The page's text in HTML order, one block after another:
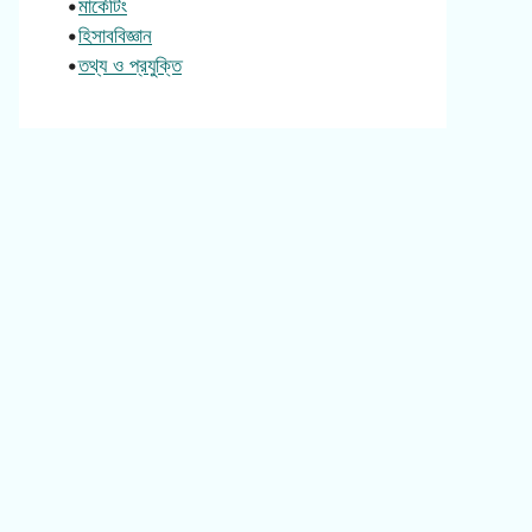
•মার্কেটিং
•হিসাববিজ্ঞান
•তথ্য ও প্রযুক্তি